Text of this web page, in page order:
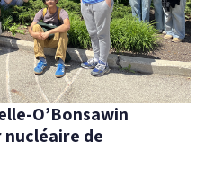
O’Bonsawin
de